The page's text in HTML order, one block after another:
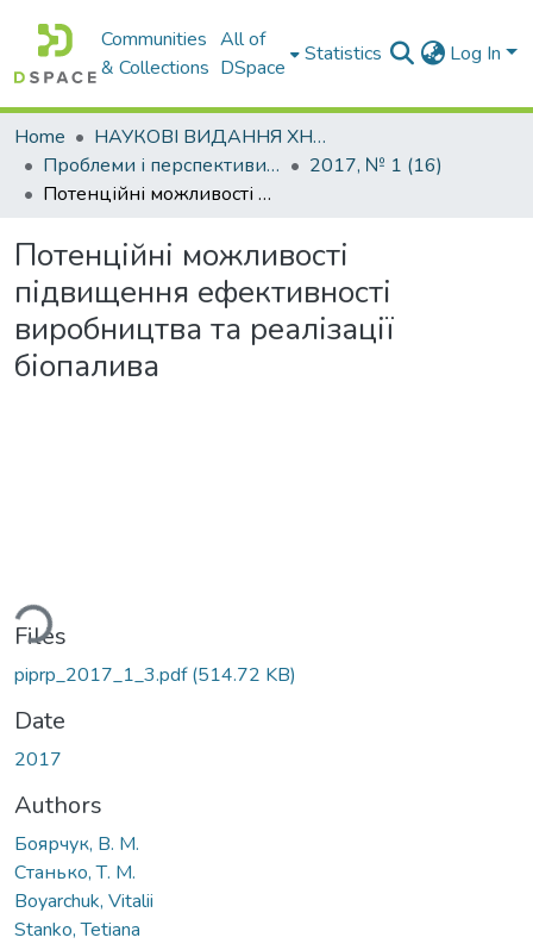
Communities
& Collections
All of
DSpace
Statistics Log In
Home
НАУКОВІ ВИДАННЯ ХНАДУ
Проблеми і перспективи розвитку підприємництва
2017, № 1 (16)
Потенційні можливості підвищення ефективності виробництва та реалізації біопалива
Потенційні можливості
підвищення ефективності
виробництва та реалізації
біопалива
Files
piprp_2017_1_3.pdf(514.72 KB)
Date
2017
Authors
Боярчук, В. М.
Станько, Т. М.
Boyarchuk, Vitalii
Stanko, Tetiana